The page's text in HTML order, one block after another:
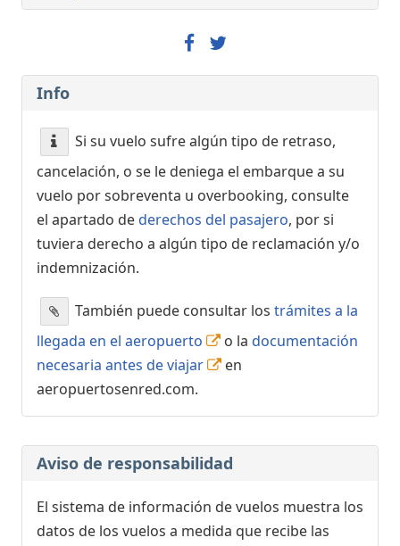
Info
Si su vuelo sufre algún tipo de retraso,
cancelación, o se le deniega el embarque a su
vuelo por sobreventa u overbooking, consulte
el apartado dederechos del pasajero, por si
tuviera derecho a algún tipo de reclamación y/o
indemnización.
También puede consultar los trámites a la
llegada en el aeropuerto
o la documentación
necesaria antes de viajar
en
aeropuertosenred.com.
Aviso de responsabilidad
El sistema de información de vuelos muestra los
datos de los vuelos a medida que recibe las